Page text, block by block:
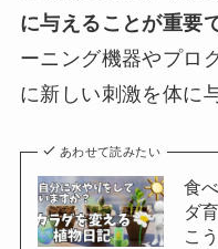
に与えることが重要
ーニング機器やプロ
に新しい刺激を体に
あわせて読みたい
食
ダ
こう